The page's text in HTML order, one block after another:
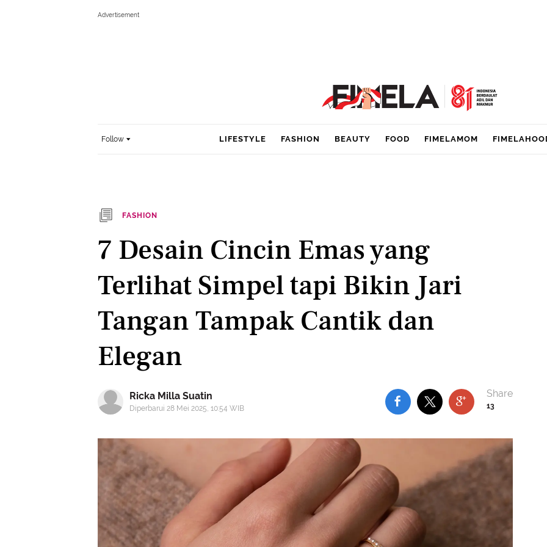
Follow LIFESTYLE FASHION BEAUTY FOOD FIMELAMOM
FASHION
7 Desain Cincin Emas yang
Terlihat Simpel tapi Bikin Jari
Tangan Tampak Cantik dan
Elegan
Ricka Milla Suatin
Diperbarui 28 Mei 2025, 10:54 WIB 13